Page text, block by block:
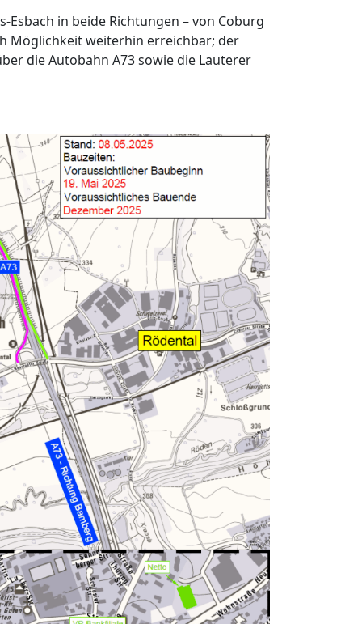
in beide Richtungen – von Coburg
Möglichkeit weiterhin erreichbar; der
die Autobahn A73 sowie die Lauterer